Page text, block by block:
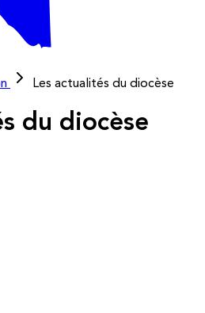
Les actualités du diocèse
du diocèse